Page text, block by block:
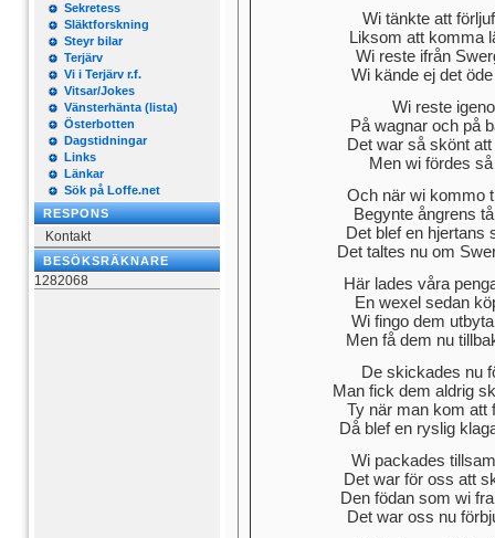
Sekretess
Släktforskning
Steyr bilar
Terjärv
Vi i Terjärv r.f.
Vitsar/Jokes
Vänsterhänta (lista)
Österbotten
Dagstidningar
Links
Länkar
Sök på Loffe.net
RESPONS
Kontakt
BESÖKSRÄKNARE
1282068
Wi tänkte att
Liksom att komma
Wi reste ifrån
Wi kände ej det
Wi reste
På wagnar och på
Det war så skönt
Men wi fördes
Och när wi kommo
Begynte ångrens
Det blef en hjertans
Det taltes nu om
Här lades våra
En wexel sedan
Wi fingo dem
Men få dem nu
De skickades nu
Man fick dem aldrig
Ty när man kom att
Då blef en ryslig
Wi packades
Det war för oss att
Den födan som wi
Det war oss nu